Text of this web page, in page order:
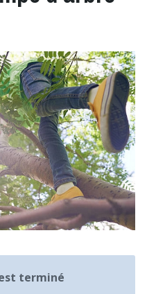
terminé